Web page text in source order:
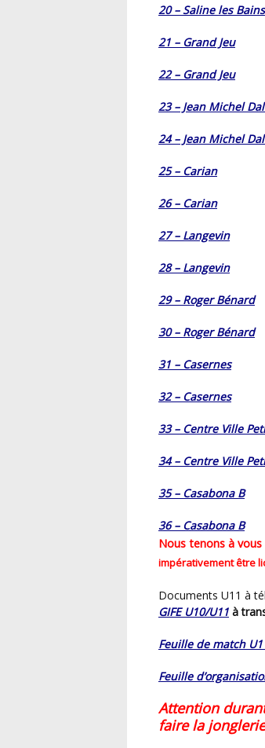
20 – Saline les Bains
21 – Grand Jeu
22 – Grand Jeu
23 – Jean Michel
24 – Jean Michel
25 – Carian
26 – Carian
27 – Langevin
28 – Langevin
29 – Roger Bénard
30 – Roger Bénard
31 – Casernes
32 – Casernes
33 – Centre Ville
34 – Centre Ville
35 – Casabona B
36 – Casabona B
Nous tenons à
impérativement être
Documents U11 à
GIFE U10/U11 à
Feuille de match
Feuille
Attention durant le plateau les équipes qui seront en attente devront
faire la